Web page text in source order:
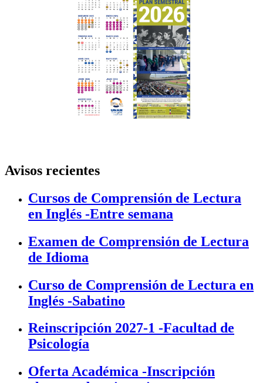
Avisos recientes
Cursos de Comprensión de Lectura
en Inglés -Entre semana
Examen de Comprensión de Lectura
de Idioma
Curso de Comprensión de Lectura en
Inglés -Sabatino
Reinscripción 2027-1 -Facultad de
Psicología
Oferta Académica -Inscripción